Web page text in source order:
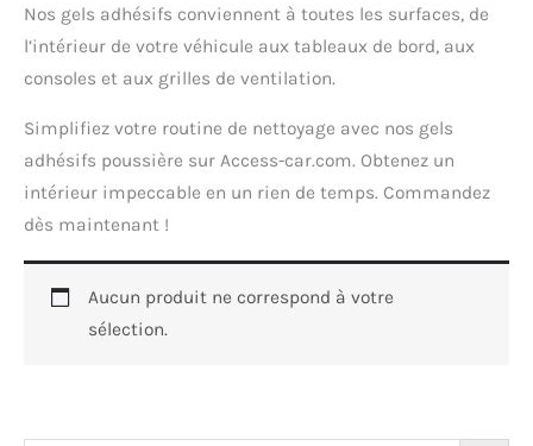
Nos gels adhésifs conviennent à toutes les surfaces, de
l’intérieur de votre véhicule aux tableaux de bord, aux
consoles et aux grilles de ventilation.
Simplifiez votre routine de nettoyage avec nos gels
adhésifs poussière sur Access-car.com. Obtenez un
intérieur impeccable en un rien de temps. Commandez
dès maintenant !
Aucun produit ne correspond à votre
sélection.